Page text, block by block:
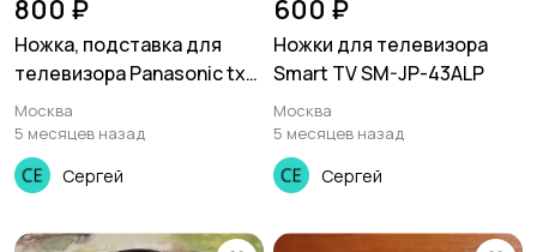
800 ₽
Ножка, подставка для
телевизора Panasonic tx-
43dr300zz
Москва
5 месяцев назад
Сергей
600 ₽
Ножки для телевизора
Smart TV SM-JP-43ALP
Москва
5 месяцев назад
Сергей